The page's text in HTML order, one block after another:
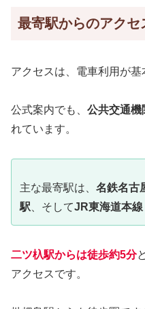
最寄駅からのアク
アクセスは、電車利用が基
公式案内でも、 公共交通機
れています。
主な最寄駅は、 名鉄名古
駅 、そしてJR東海道本
二ツ杁駅からは徒歩約5分
アクセスです。